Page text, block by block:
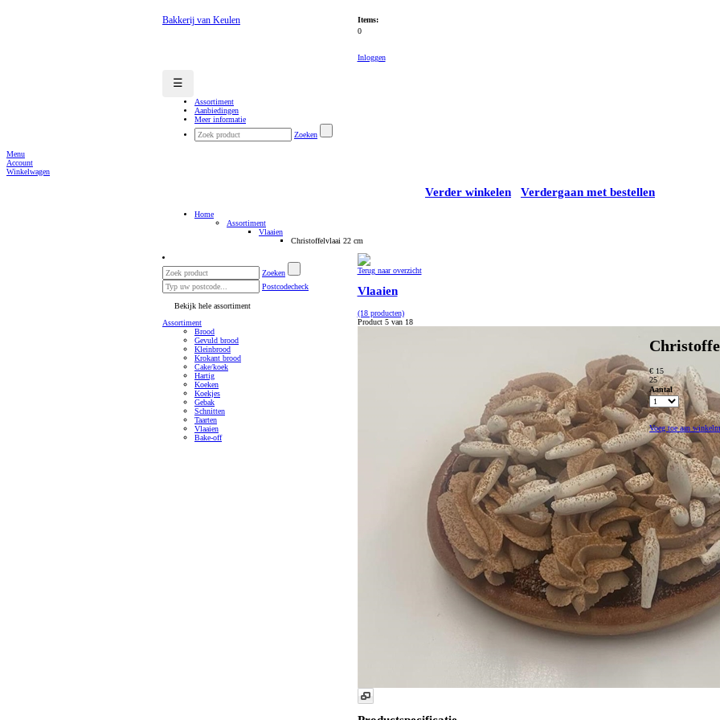
Bakkerij van Keulen
Items:
0
Inloggen
☰
Assortiment
Aanbiedingen
Meer informatie
Zoeken
Menu
Account
Winkelwagen
Verder winkelen Verdergaan met bestellen
Home
Assortiment
Vlaaien
Christoffelvlaai 22 cm
Zoeken
Postcodecheck
Bekijk hele assortiment
Assortiment
Brood
Gevuld brood
Kleinbrood
Krokant brood
Cake/koek
Hartig
Koeken
Koekjes
Gebak
Schnitten
Taarten
Vlaaien
Bake-off
Terug naar overzicht
Vlaaien
(18 producten)
Product 5 van 18
€ 15
25
Aantal
Voeg toe aan